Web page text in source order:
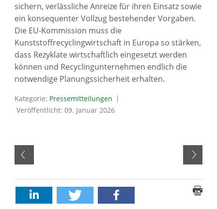
sichern, verlässliche Anreize für ihren Einsatz sowie
ein konsequenter Vollzug bestehender Vorgaben.
Die EU-Kommission muss die
Kunststoffrecyclingwirtschaft in Europa so stärken,
dass Rezyklate wirtschaftlich eingesetzt werden
können und Recyclingunternehmen endlich die
notwendige Planungssicherheit erhalten.
Kategorie: Pressemitteilungen
Veröffentlicht: 09. Januar 2026